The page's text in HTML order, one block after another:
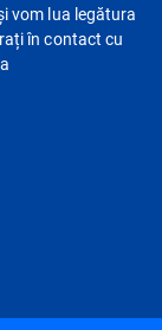
vom lua legătura
în contact cu